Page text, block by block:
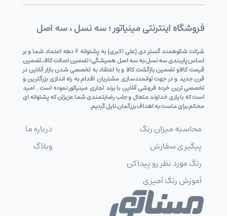
فروشگاه اینترنتی مینیاتور ؛ سه نسل ، سه اصل
شرکت شکوهمند گستر دی (علی اکبری) به پشتوانه 6 دهه اعتماد شما و بر
اساس پایبندی سه نسل،به سه اصل همیشگی؛ تضمین اصالت کالا، تضمین
قیمت کالاو تضمین بازگشت کالا و با اعتقاد به تخصصی شدن بازار آنلاین در
قرن جدید و در جهت توانمندسازی مشتریان اقدام به راه اندازی بزرگترین و
تخصصی ترین خرده فروشی آنلاین با برند تجاری مینیاتور نموده است . امید
است که با یاری خداوند متعال و جلب رضایتمندی شما عزیزان که پشتوانه ای
محکم برای ماست به اهداف بزرگمان نایل گردیم.
محاسبه میزان رنگ
پیگیری سفارش
رنگ مورد نظر رو پیداکن
آموزش رنگ آمیزی
درباره ما
وبلاگ